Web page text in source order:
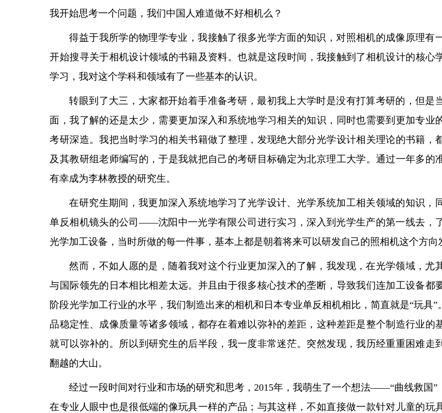
我开始思考一个问题，我们中国人难道做不好相机么？
得益于我所学的物理学专业，我接触了很多光学方面的知识，对照相机的成像原理有
开始搜寻关于相机设计领域的书籍及资料。也就是这段时间，我接触到了相机设计的核心
学习，我对这个学科和领域有了一些基本的认识。
转眼到了大三，大家都开始着手准备考研，最初我上大学时是没有打算考研的，但是
面，我了解的还是太少，需要更加深入和系统地学习相关的知识，同时也需要到更加专业
考研深造。我把当时学习的相关书籍做了整理，发现绝大部分光学设计相关理论的书籍，
及其教研组老师编写的，于是我就把自己的考研目标确定为北京理工大学。通过一年多的
有幸成为李林教授的研究生。
在研究生期间，我更加深入系统地学习了光学设计、光学系统加工相关领域的知识，
单反相机镜头的公司——沈阳中一光学有限公司进行实习，深入到光学生产的第一线去，
光学加工设备，当时所做的每一件事，基本上都是朝着将来可以研发自己的照相机这个方向
然而，不如人愿的是，随着我对这个行业更加深入的了解，我发现，在光学领域，尤
与国际领先的日本相比相差太远。并且由于很多核心技术的垄断，导致我们连加工设备都
阶段光学加工行业的水平，我们制造出来的相机和日本专业单反相机相比，简直就是“玩具”
品稳定性、成像质量等诸多领域，都存在着难以弥补的差距，这种差距是整个制造行业的
就可以弥补的。所以到研究生的后半段，我一度非常迷茫。突然发现，我历经重重困难走
翻越的大山。
经过一段时间对行业和市场的研究和思考，2015年，我萌生了一个想法——“曲线救国”
在专业人眼中也是很低端的像玩具一样的产品；与其这样，不如直接做一款针对儿童的玩